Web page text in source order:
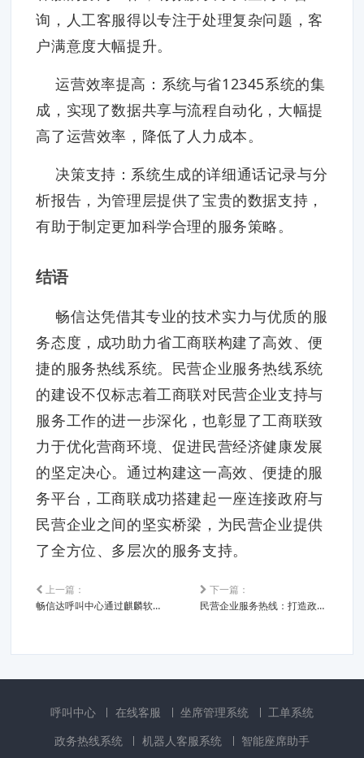
询，人工客服得以专注于处理复杂问题，客
户满意度大幅提升。
运营效率提高：系统与省12345系统的集
成，实现了数据共享与流程自动化，大幅提
高了运营效率，降低了人力成本。
决策支持：系统生成的详细通话记录与分
析报告，为管理层提供了宝贵的数据支持，
有助于制定更加科学合理的服务策略。
结语
畅信达凭借其专业的技术实力与优质的服
务态度，成功助力省工商联构建了高效、便
捷的服务热线系统。民营企业服务热线系统
的建设不仅标志着工商联对民营企业支持与
服务工作的进一步深化，也彰显了工商联致
力于优化营商环境、促进民营经济健康发展
的坚定决心。通过构建这一高效、便捷的服
务平台，工商联成功搭建起一座连接政府与
民营企业之间的坚实桥梁，为民营企业提供
了全方位、多层次的服务支持。
上一篇：
畅信达呼叫中心通过麒麟软件适配认证，引领行业新标准
下一篇：
民营企业服务热线：打造政企服务新标杆，构建营商环境新生态
呼叫中心 在线客服 坐席管理系统
工单系统
政务热线系统
机器人客服系统 智能座席助手